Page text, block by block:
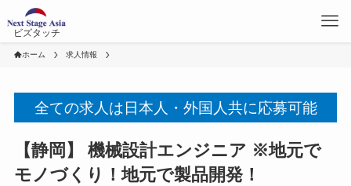
ビズタッチ
ホーム 求人情報
全ての求人は日本人・外国人共に応募可能
【静岡】 機械設計エンジニア ※地元で
モノづくり！地元で製品開発！